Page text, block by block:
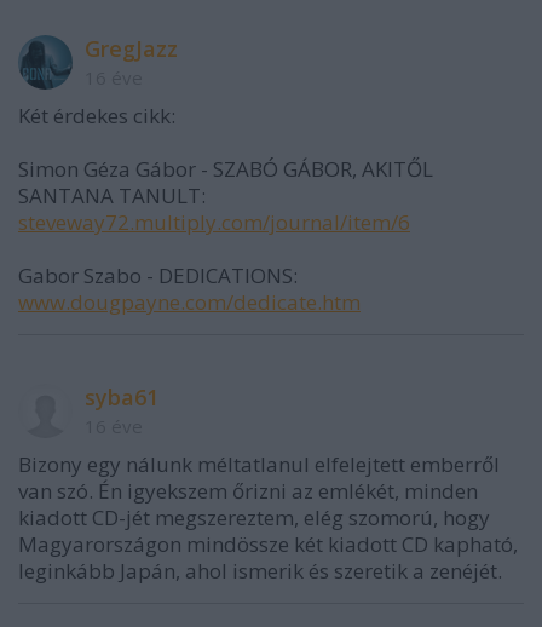
GregJazz
Két érdekes cikk:
Simon Géza Gábor - SZABÓ GÁBOR, AKITŐL
SANTANA TANULT:
steveway72.multiply.com/journal/item/6
Gabor Szabo - DEDICATIONS:
www.dougpayne.com/dedicate.htm
syba61
Bizony egy nálunk méltatlanul elfelejtett emberről
van szó. Én igyekszem őrizni az emlékét, minden
kiadott CD-jét megszereztem, elég szomorú, hogy
Magyarországon mindössze két kiadott CD kapható,
leginkább Japán, ahol ismerik és szeretik a zenéjét.